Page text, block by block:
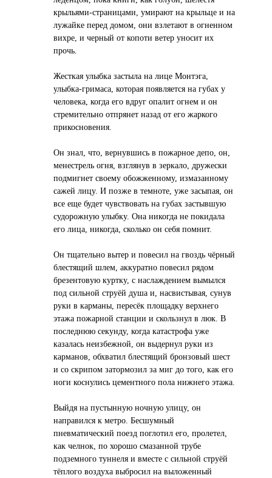
крыльями-страницами, умирают на крыльце и на
лужайке перед домом, они взлетают в огненном
вихре, и черный от копоти ветер уносит их
прочь.
Жесткая улыбка застыла на лице Монтэга,
улыбка-гримаса, которая появляется на губах у
человека, когда его вдруг опалит огнем и он
стремительно отпрянет назад от его жаркого
прикосновения.
Он знал, что, вернувшись в пожарное депо, он,
менестрель огня, взглянув в зеркало, дружески
подмигнет своему обожженному, измазанному
сажей лицу. И позже в темноте, уже засыпая, он
все еще будет чувствовать на губах застывшую
судорожную улыбку. Она никогда не покидала
его лица, никогда, сколько он себя помнит.
Он тщательно вытер и повесил на гвоздь чёрный
блестящий шлем, аккуратно повесил рядом
брезентовую куртку, с наслаждением вымылся
под сильной струёй душа и, насвистывая, сунув
руки в карманы, пересёк площадку верхнего
этажа пожарной станции и скользнул в люк. В
последнюю секунду, когда катастрофа уже
казалась неизбежной, он выдернул руки из
карманов, обхватил блестящий бронзовый шест
и со скрипом затормозил за миг до того, как его
ноги коснулись цементного пола нижнего этажа.
Выйдя на пустынную ночную улицу, он
направился к метро. Бесшумный
пневматический поезд поглотил его, пролетел,
как челнок, по хорошо смазанной трубе
подземного туннеля и вместе с сильной струёй
тёплого воздуха выбросил на выложенный